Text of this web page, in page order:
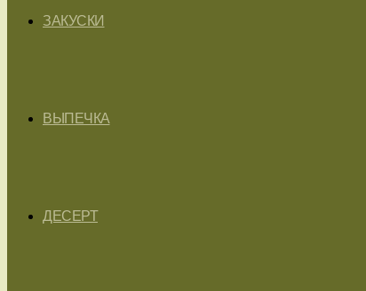
ЗАКУСКИ
ВЫПЕЧКА
ДЕСЕРТ